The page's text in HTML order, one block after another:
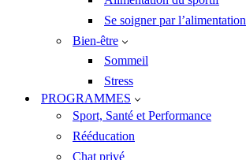
Se soigner par l’alimentation
Bien-être
Sommeil
Stress
PROGRAMMES
Sport, Santé et Performance
Rééducation
Chat privé